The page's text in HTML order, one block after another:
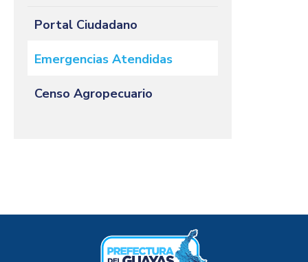
Portal Ciudadano
Emergencias Atendidas
Censo Agropecuario